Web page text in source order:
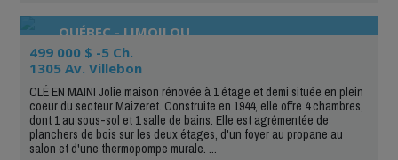
QUÉBEC - LIMOILOU
499 000 $ -5 Ch.
1305 Av. Villebon
CLÉ EN MAIN! Jolie maison rénovée à 1 étage et demi située en plein
coeur du secteur Maizeret. Construite en 1944, elle offre 4 chambres,
dont 1 au sous-sol et 1 salle de bains. Elle est agrémentée de
planchers de bois sur les deux étages, d'un foyer au propane au
salon et d'une thermopompe murale. ...